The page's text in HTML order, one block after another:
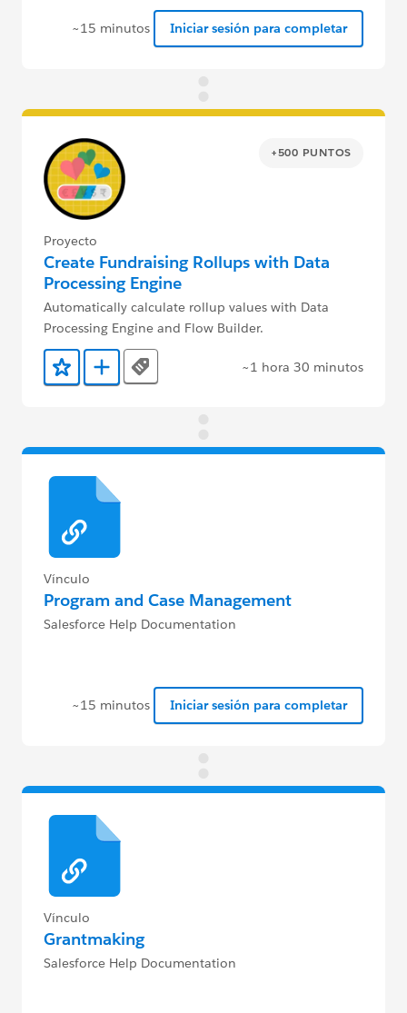
~15 minutos Iniciar sesión para completar
+500 PUNTOS
Proyecto
Create Fundraising Rollups with Data
Processing Engine
Automatically calculate rollup values with Data
Processing Engine and Flow Builder.
Agregar a favoritos
Agregar a Trailmix
Tags ~1 hora 30 minutos
Vínculo
Program and Case Management
Salesforce Help Documentation
~15 minutos Iniciar sesión para completar
Vínculo
Grantmaking
Salesforce Help Documentation